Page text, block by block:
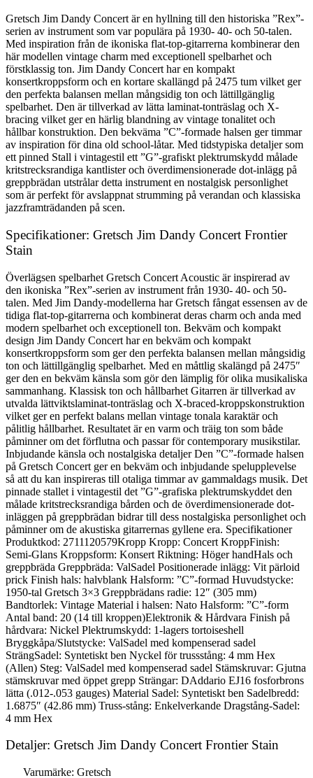
Gretsch Jim Dandy Concert är en hyllning till den historiska ”Rex”-
serien av instrument som var populära på 1930- 40- och 50-talen.
Med inspiration från de ikoniska flat-top-gitarrerna kombinerar den
här modellen vintage charm med exceptionell spelbarhet och
förstklassig ton. Jim Dandy Concert har en kompakt
konsertkroppsform och en kortare skallängd på 2475 tum vilket ger
den perfekta balansen mellan mångsidig ton och lättillgänglig
spelbarhet. Den är tillverkad av lätta laminat-tonträslag och X-
bracing vilket ger en härlig blandning av vintage tonalitet och
hållbar konstruktion. Den bekväma ”C”-formade halsen ger timmar
av inspiration för dina old school-låtar. Med tidstypiska detaljer som
ett pinned Stall i vintagestil ett ”G”-grafiskt plektrumskydd målade
kritstrecksrandiga kantlister och överdimensionerade dot-inlägg på
greppbrädan utstrålar detta instrument en nostalgisk personlighet
som är perfekt för avslappnat strumming på verandan och klassiska
jazzframträdanden på scen.
Specifikationer: Gretsch Jim Dandy Concert Frontier
Stain
Överlägsen spelbarhet Gretsch Concert Acoustic är inspirerad av
den ikoniska ”Rex”-serien av instrument från 1930- 40- och 50-
talen. Med Jim Dandy-modellerna har Gretsch fångat essensen av de
tidiga flat-top-gitarrerna och kombinerat deras charm och anda med
modern spelbarhet och exceptionell ton. Bekväm och kompakt
design Jim Dandy Concert har en bekväm och kompakt
konsertkroppsform som ger den perfekta balansen mellan mångsidig
ton och lättillgänglig spelbarhet. Med en måttlig skalängd på 2475″
ger den en bekväm känsla som gör den lämplig för olika musikaliska
sammanhang. Klassisk ton och hållbarhet Gitarren är tillverkad av
utvalda lättviktslaminat-tonträslag och X-braced-kroppskonstruktion
vilket ger en perfekt balans mellan vintage tonala karaktär och
pålitlig hållbarhet. Resultatet är en varm och träig ton som både
påminner om det förflutna och passar för contemporary musikstilar.
Inbjudande känsla och nostalgiska detaljer Den ”C”-formade halsen
på Gretsch Concert ger en bekväm och inbjudande spelupplevelse
så att du kan inspireras till otaliga timmar av gammaldags musik. Det
pinnade stallet i vintagestil det ”G”-grafiska plektrumskyddet den
målade kritstrecksrandiga bården och de överdimensionerade dot-
inläggen på greppbrädan bidrar till dess nostalgiska personlighet och
påminner om de akustiska gitarrernas gyllene era. Specifikationer
Produktkod: 2711120579Kropp Kropp: Concert KroppFinish:
Semi-Glans Kroppsform: Konsert Riktning: Höger handHals och
greppbräda Greppbräda: ValSadel Positionerade inlägg: Vit pärloid
prick Finish hals: halvblank Halsform: ”C”-formad Huvudstycke:
1950-tal Gretsch 3×3 Greppbrädans radie: 12″ (305 mm)
Bandtorlek: Vintage Material i halsen: Nato Halsform: ”C”-form
Antal band: 20 (14 till kroppen)Elektronik & Hårdvara Finish på
hårdvara: Nickel Plektrumskydd: 1-lagers tortoiseshell
Bryggkåpa/Slutstycke: ValSadel med kompenserad sadel
SträngSadel: Syntetiskt ben Nyckel för trussstång: 4 mm Hex
(Allen) Steg: ValSadel med kompenserad sadel Stämskruvar: Gjutna
stämskruvar med öppet grepp Strängar: DAddario EJ16 fosforbrons
lätta (.012-.053 gauges) Material Sadel: Syntetiskt ben Sadelbredd:
1.6875″ (42.86 mm) Truss-stång: Enkelverkande Dragstång-Sadel:
4 mm Hex
Detaljer: Gretsch Jim Dandy Concert Frontier Stain
Varumärke: Gretsch